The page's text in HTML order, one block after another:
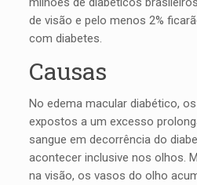
de visão e pelo menos 2%
com diabetes.
Causas
No edema macular diabético,
expostos a um excesso
sangue em decorrência do
acontecer inclusive nos olhos.
na visão, os vasos do olho